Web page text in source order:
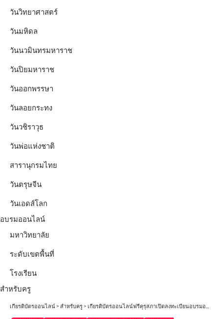
วันวิทยาศาสตร์
วันมหิดล
วันนวมินทรมหาราช
วันปิยมหาราช
วันออกพรรษา
วันลอยกระทง
วันวชิราวุธ
วันพ่อแห่งชาติ
สารานุกรมไทย
วันตรุษจีน
วันเอดส์โลก
อบรมออนไลน์
มหาวิทยาลัย
ระดับเขตพื้นที่
โรงเรียน
สำหรับครู
เกียรติบัตรออนไลน์> สำหรับครู> เกียรติบัตรออนไลน์ฟรีคุรุสภาเปิดลงทะเบียนอบรมออนไลน์ เนื่องในงานวันครู ครั้งที่ 68 พ.ศ. 2567 ครั้งที่ 2 เรื่อง “ทักษะสำคัญในยุค BANI World” 12 มกราคม 2567 จำนวนจำกัด 1000 คน รับเกียรติบัตรฟรี จากคุรุสภา